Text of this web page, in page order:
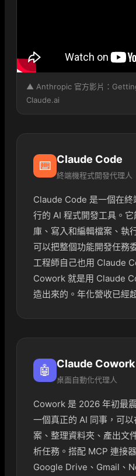
▲ Anthropic 官方影片：
Claude.ai
⌨️ Claude Code
終端機程式開發代理人
Claude Code 是一個在
行的 AI 程式開發工具。
庫、寫入和編輯檔案、執
可以把整個功能開發任務
工程師自己也用 Claude
Cowork 就是用 Claude
造出來的。年化營收已經
🤖 Claude Cowork
桌面自動化代理人
Cowork 是 2026 年初最
一個真正的 AI 同事，可
案、整理資料夾、產出文
析任務。搭配 MCP 連接
Google Drive、Gmail、